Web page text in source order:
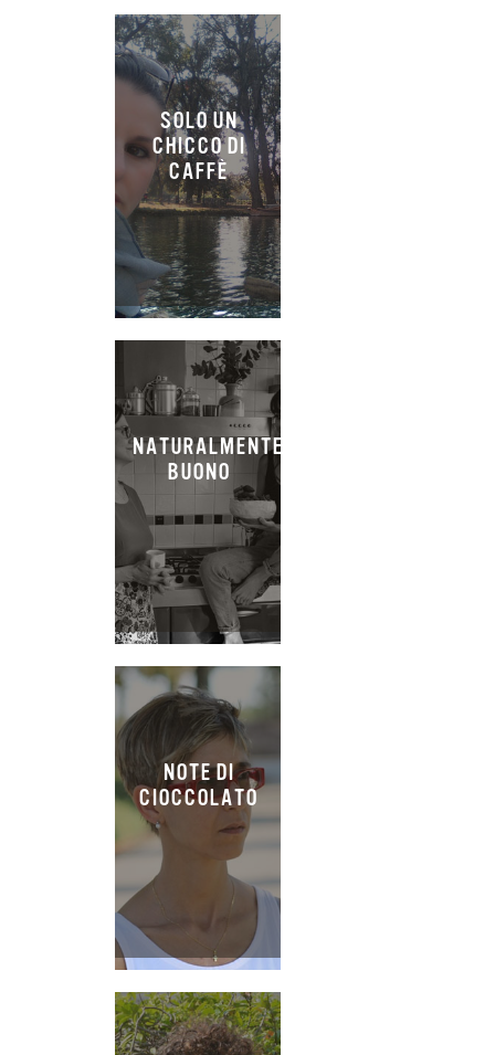
SOLO UN
CHICCO DI
CAFFÈ
NATURALMENTE
BUONO
NOTE DI
CIOCCOLATO